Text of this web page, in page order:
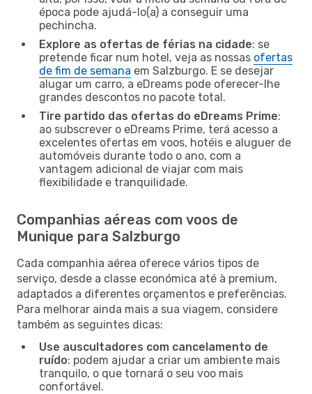
época pode ajudá-lo(a) a conseguir uma
pechincha.
Explore as ofertas de férias na cidade: se
pretende ficar num hotel, veja as nossas ofertas
de fim de semana em Salzburgo. E se desejar
alugar um carro, a eDreams pode oferecer-lhe
grandes descontos no pacote total.
Tire partido das ofertas do eDreams Prime:
ao subscrever o eDreams Prime, terá acesso a
excelentes ofertas em voos, hotéis e aluguer de
automóveis durante todo o ano, com a
vantagem adicional de viajar com mais
flexibilidade e tranquilidade.
Companhias aéreas com voos de
Munique para Salzburgo
Cada companhia aérea oferece vários tipos de
serviço, desde a classe económica até à premium,
adaptados a diferentes orçamentos e preferências.
Para melhorar ainda mais a sua viagem, considere
também as seguintes dicas:
Use auscultadores com cancelamento de
ruído: podem ajudar a criar um ambiente mais
tranquilo, o que tornará o seu voo mais
confortável.